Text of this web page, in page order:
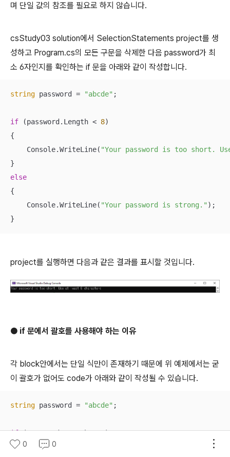
며 단일 값의 참조를 필요로 하지 않습니다.
csStudy03 solution에서 SelectionStatements project를 생
성하고 Program.cs의 모든 구문을 삭제한 다음 password가 최
소 6자인지를 확인하는 if 문을 아래와 같이 작성합니다.
string password = "abcde" ;
if (password.Length < 8)
{
    Console.WriteLine(
"Your password is too short.
else
{
    Console.WriteLine(
"Your password is strong." );
}
project를 실행하면 다음과 같은 결과를 표시할 것입니다.
● if 문에서 괄호를 사용해야 하는 이유
각 block안에서는 단일 식만이 존재하기 때문에 위 예제에서는 굳
이 괄호가 없어도 code가 아래와 같이 작성될 수 있습니다.
string password = "abcde" ;
if (password.Length < 8)
    Console.WriteLine(
"Your password is too short.
0 0